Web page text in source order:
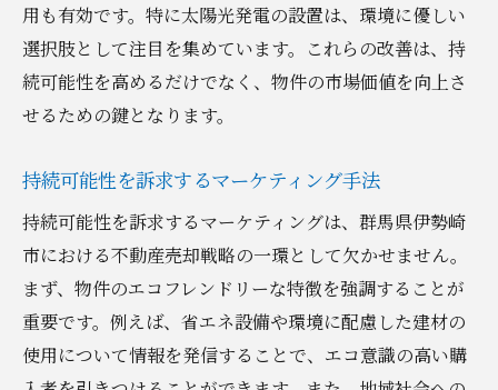
用も有効です。特に太陽光発電の設置は、環境に優しい
選択肢として注目を集めています。これらの改善は、持
続可能性を高めるだけでなく、物件の市場価値を向上さ
せるための鍵となります。
持続可能性を訴求するマーケティング手法
持続可能性を訴求するマーケティングは、群馬県伊勢崎
市における不動産売却戦略の一環として欠かせません。
まず、物件のエコフレンドリーな特徴を強調することが
重要です。例えば、省エネ設備や環境に配慮した建材の
使用について情報を発信することで、エコ意識の高い購